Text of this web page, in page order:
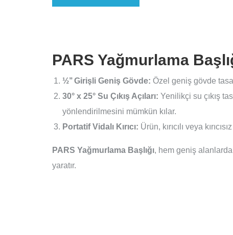
PARS Yağmurlama
½’’ Girişli Geniş Gövde: Özel geniş gövde
30° x 25° Su Çıkış Açıları: Yenilikçi su çıkış
yönlendirilmesini mümkün kılar.
Portatif Vidalı Kırıcı: Ürün, kırıcılı veya
PARS Yağmurlama Başlığı, hem geniş
yaratır.